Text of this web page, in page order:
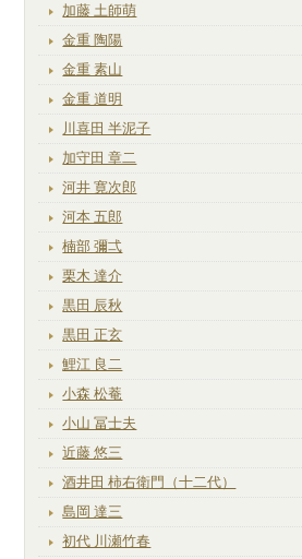
加藤 土師萌
金重 陶陽
金重 素山
金重 道明
川喜田 半泥子
加守田 章二
河井 寛次郎
河本 五郎
楠部 彌弌
栗木 達介
黒田 辰秋
黒田 正玄
鯉江 良二
小森 松菴
小山 冨士夫
近藤 悠三
酒井田 柿右衛門（十二代）
島岡 達三
初代 川瀬竹春